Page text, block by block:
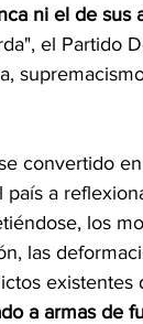
ni el de sus
el Partido
convertido
a
los
las
existentes
a armas de